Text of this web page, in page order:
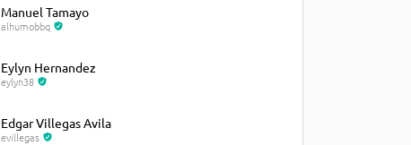
Manuel Tamayo
alhumobbq
Eylyn Hernandez
eylyn38
Edgar Villegas Avila
evillegas